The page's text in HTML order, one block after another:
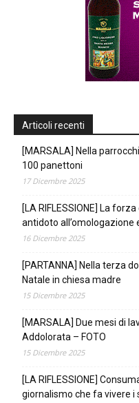
Articoli recenti
[MARSALA] Nella
100 panettoni
17 Dicembre 2025
[LA RIFLESSIONE] La
antidoto all’omologazione
16 Dicembre 2025
[PARTANNA] Nella terza
Natale in chiesa madre
15 Dicembre 2025
[MARSALA] Due mesi di
Addolorata – FOTO
15 Dicembre 2025
[LA RIFLESSIONE]
giornalismo che fa vivere i